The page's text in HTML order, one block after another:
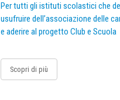
Per tutti gli istituti scolastici che
usufruire dell’associazione delle
e aderire al progetto Club e Scuola
Scopri di più